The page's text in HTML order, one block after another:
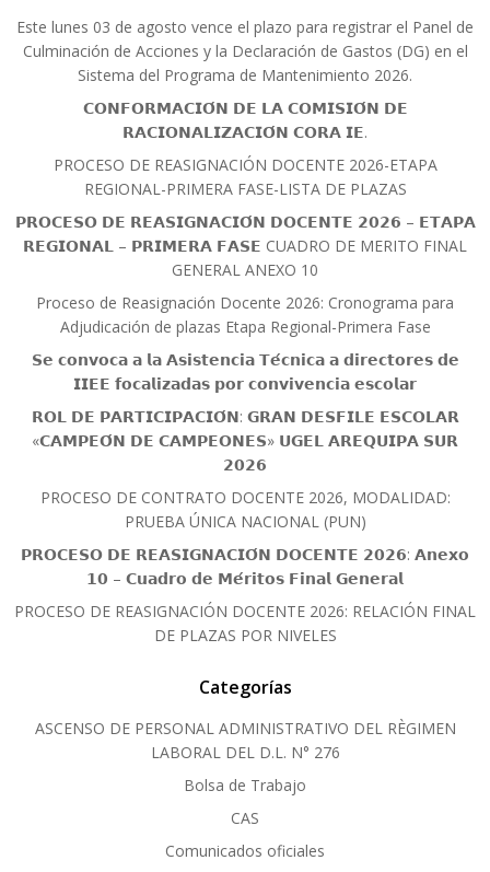
Este lunes 03 de agosto vence el plazo para registrar el Panel de
Culminación de Acciones y la Declaración de Gastos (DG) en el
Sistema del Programa de Mantenimiento 2026.
𝗖𝗢𝗡𝗙𝗢𝗥𝗠𝗔𝗖𝗜𝗢́𝗡 𝗗𝗘 𝗟𝗔 𝗖𝗢𝗠𝗜𝗦𝗜𝗢́𝗡 𝗗𝗘
𝗥𝗔𝗖𝗜𝗢𝗡𝗔𝗟𝗜𝗭𝗔𝗖𝗜𝗢́𝗡 𝗖𝗢𝗥𝗔 𝗜𝗘.
PROCESO DE REASIGNACIÓN DOCENTE 2026-ETAPA
REGIONAL-PRIMERA FASE-LISTA DE PLAZAS
𝗣𝗥𝗢𝗖𝗘𝗦𝗢 𝗗𝗘 𝗥𝗘𝗔𝗦𝗜𝗚𝗡𝗔𝗖𝗜𝗢́𝗡 𝗗𝗢𝗖𝗘𝗡𝗧𝗘 𝟮𝟬𝟮𝟲 – 𝗘𝗧𝗔𝗣𝗔
𝗥𝗘𝗚𝗜𝗢𝗡𝗔𝗟 – 𝗣𝗥𝗜𝗠𝗘𝗥𝗔 𝗙𝗔𝗦𝗘 CUADRO DE MERITO FINAL
GENERAL ANEXO 10
Proceso de Reasignación Docente 2026: Cronograma para
Adjudicación de plazas Etapa Regional-Primera Fase
𝗦𝗲 𝗰𝗼𝗻𝘃𝗼𝗰𝗮 𝗮 𝗹𝗮 𝗔𝘀𝗶𝘀𝘁𝗲𝗻𝗰𝗶𝗮 𝗧𝗲́𝗰𝗻𝗶𝗰𝗮 𝗮 𝗱𝗶𝗿𝗲𝗰𝘁𝗼𝗿𝗲𝘀 𝗱𝗲
𝗜𝗜𝗘𝗘 𝗳𝗼𝗰𝗮𝗹𝗶𝘇𝗮𝗱𝗮𝘀 𝗽𝗼𝗿 𝗰𝗼𝗻𝘃𝗶𝘃𝗲𝗻𝗰𝗶𝗮 𝗲𝘀𝗰𝗼𝗹𝗮𝗿
𝗥𝗢𝗟 𝗗𝗘 𝗣𝗔𝗥𝗧𝗜𝗖𝗜𝗣𝗔𝗖𝗜𝗢́𝗡: 𝗚𝗥𝗔𝗡 𝗗𝗘𝗦𝗙𝗜𝗟𝗘 𝗘𝗦𝗖𝗢𝗟𝗔𝗥
«𝗖𝗔𝗠𝗣𝗘𝗢́𝗡 𝗗𝗘 𝗖𝗔𝗠𝗣𝗘𝗢𝗡𝗘𝗦» 𝗨𝗚𝗘𝗟 𝗔𝗥𝗘𝗤𝗨𝗜𝗣𝗔 𝗦𝗨𝗥
𝟮𝟬𝟮𝟲
PROCESO DE CONTRATO DOCENTE 2026, MODALIDAD:
PRUEBA ÚNICA NACIONAL (PUN)
𝗣𝗥𝗢𝗖𝗘𝗦𝗢 𝗗𝗘 𝗥𝗘𝗔𝗦𝗜𝗚𝗡𝗔𝗖𝗜𝗢́𝗡 𝗗𝗢𝗖𝗘𝗡𝗧𝗘 𝟮𝟬𝟮𝟲: 𝗔𝗻𝗲𝘅𝗼
𝟭𝟬 – 𝗖𝘂𝗮𝗱𝗿𝗼 𝗱𝗲 𝗠𝗲́𝗿𝗶𝘁𝗼𝘀 𝗙𝗶𝗻𝗮𝗹 𝗚𝗲𝗻𝗲𝗿𝗮𝗹
PROCESO DE REASIGNACIÓN DOCENTE 2026: RELACIÓN FINAL
DE PLAZAS POR NIVELES
Categorías
ASCENSO DE PERSONAL ADMINISTRATIVO DEL RÈGIMEN
LABORAL DEL D.L. N° 276
Bolsa de Trabajo
CAS
Comunicados oficiales